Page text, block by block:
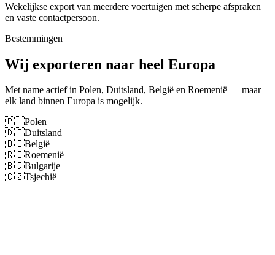
Wekelijkse export van meerdere voertuigen met scherpe afspraken
en vaste contactpersoon.
Bestemmingen
Wij exporteren naar heel Europa
Met name actief in Polen, Duitsland, België en Roemenië — maar
elk land binnen Europa is mogelijk.
🇵🇱Polen
🇩🇪Duitsland
🇧🇪België
🇷🇴Roemenië
🇧🇬Bulgarije
🇨🇿Tsjechië